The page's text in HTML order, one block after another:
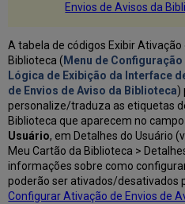
Envios de Avisos da
A tabela de códigos Exibir Ativação
Biblioteca ( Menu de
Lógica de Exibição da Interface
de Envios de Aviso da Biblioteca)
personalize/traduza as etiquetas
Biblioteca que aparecem no
Usuário, em Detalhes do Usuário
Meu Cartão da Biblioteca >
informações sobre como
poderão ser ativados/desativados
Configurar Ativação de Envios de